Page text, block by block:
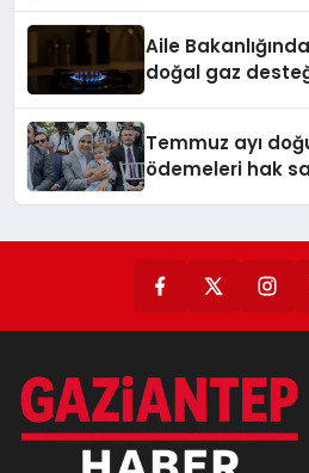
Aile
doğal gaz
Temmuz ayı
ödemeleri hak